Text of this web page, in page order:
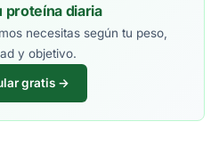
proteína diaria
necesitas según tu peso,
y objetivo.
gratis →